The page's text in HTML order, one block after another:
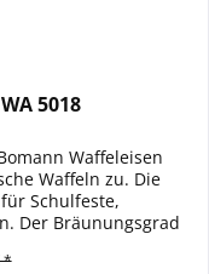
5018
Waffeleisen
Waffeln zu. Die
Schulfeste,
Der Bräunungsgrad
*